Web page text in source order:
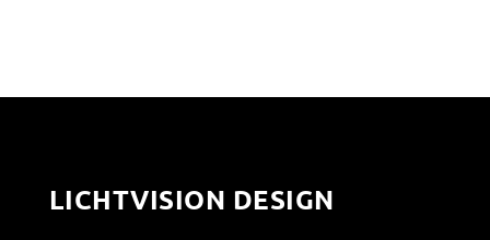
LICHTVISION DESIGN